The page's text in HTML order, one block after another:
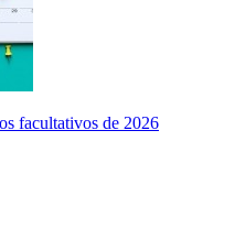
facultativos de 2026